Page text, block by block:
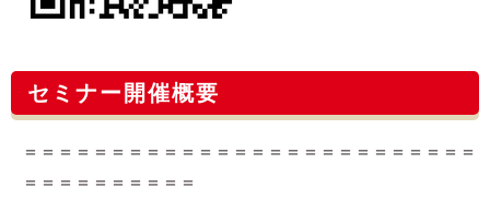
セミナー開催概要
＝＝＝＝＝＝＝＝＝＝＝＝＝＝＝＝＝＝＝＝＝＝＝＝＝＝
＝＝＝＝＝＝＝＝＝＝